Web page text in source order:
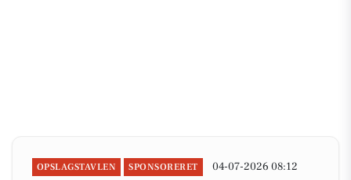
OPSLAGSTAVLEN SPONSORERET 04-07-2026 08:12